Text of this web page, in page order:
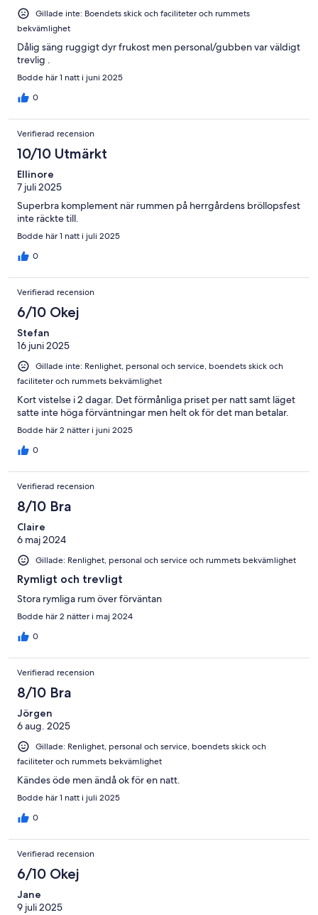
Gillade inte: Boendets skick och faciliteter och rummets
bekvämlighet
Dålig säng ruggigt dyr frukost men personal/gubben var väldigt
trevlig .
Bodde här 1 natt i juni 2025
0
Verifierad recension
10/10 Utmärkt
Ellinore
7 juli 2025
Superbra komplement när rummen på herrgårdens bröllopsfest
inte räckte till.
Bodde här 1 natt i juli 2025
0
Verifierad recension
6/10 Okej
Stefan
16 juni 2025
Gillade inte: Renlighet, personal och service, boendets skick och
faciliteter och rummets bekvämlighet
Kort vistelse i 2 dagar. Det förmånliga priset per natt samt läget
satte inte höga förväntningar men helt ok för det man betalar.
Bodde här 2 nätter i juni 2025
0
Verifierad recension
8/10 Bra
Claire
6 maj 2024
Gillade: Renlighet, personal och service och rummets bekvämlighet
Rymligt och trevligt
Stora rymliga rum över förväntan
Bodde här 2 nätter i maj 2024
0
Verifierad recension
8/10 Bra
Jörgen
6 aug. 2025
Gillade: Renlighet, personal och service, boendets skick och
faciliteter och rummets bekvämlighet
Kändes öde men ändå ok för en natt.
Bodde här 1 natt i juli 2025
0
Verifierad recension
6/10 Okej
Jane
9 juli 2025